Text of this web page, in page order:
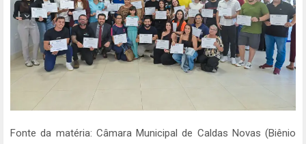
Fonte da matéria: Câmara Municipal de Caldas Novas (Biênio